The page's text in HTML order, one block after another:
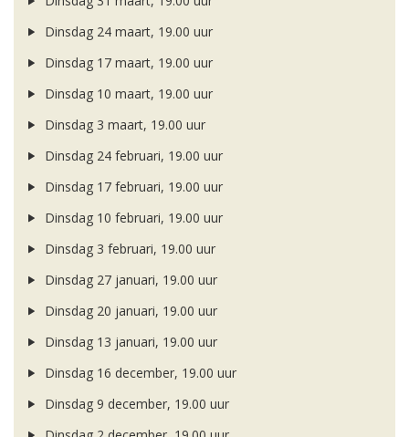
Dinsdag 24 maart, 19.00 uur
Dinsdag 17 maart, 19.00 uur
Dinsdag 10 maart, 19.00 uur
Dinsdag 3 maart, 19.00 uur
Dinsdag 24 februari, 19.00 uur
Dinsdag 17 februari, 19.00 uur
Dinsdag 10 februari, 19.00 uur
Dinsdag 3 februari, 19.00 uur
Dinsdag 27 januari, 19.00 uur
Dinsdag 20 januari, 19.00 uur
Dinsdag 13 januari, 19.00 uur
Dinsdag 16 december, 19.00 uur
Dinsdag 9 december, 19.00 uur